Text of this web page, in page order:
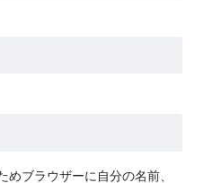
ブラウザーに自分の名前、